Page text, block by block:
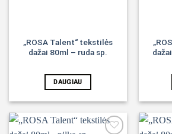
„ROSA Talent“ tekstilės
dažai 80ml – ruda sp.
DAUGIAU